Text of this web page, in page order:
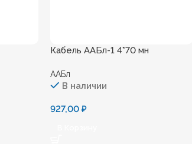
Кабель ААБл-1 4*70 мн
ААБл
В наличии
927,00₽